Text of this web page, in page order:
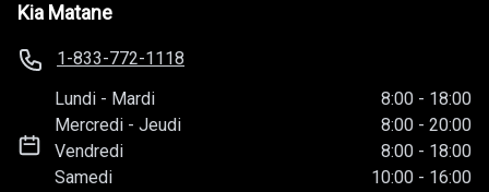
Kia Matane
1-833-772-1118
Lundi - Mardi 8:00 - 18:00
Mercredi -Jeudi 8:00 - 20:00
Vendredi
8:00 - 18:00
Samedi
10:00 - 16:00